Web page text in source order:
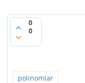
0
0
polinomlar